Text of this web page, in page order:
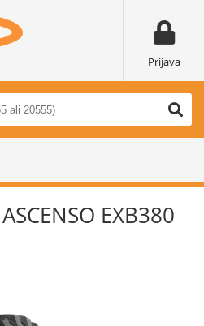
Prijava
EXB380